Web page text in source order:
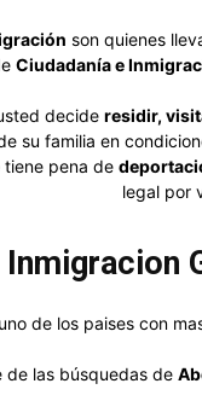
son quienes
Ciudadanía e
decide residir,
su familia en
pena de
legal por
de los paises con
de las búsquedas de